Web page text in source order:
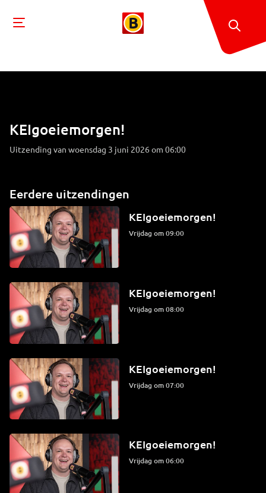
KEIgoeiemorgen!
Uitzending van woensdag 3 juni 2026 om 06:00
Eerdere uitzendingen
KEIgoeiemorgen!
vrijdag om 09:00
KEIgoeiemorgen!
vrijdag om 08:00
KEIgoeiemorgen!
vrijdag om 07:00
KEIgoeiemorgen!
vrijdag om 06:00